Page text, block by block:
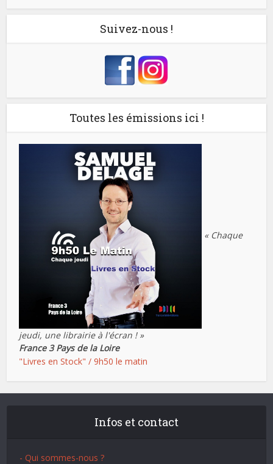
Suivez-nous !
Toutes les émissions ici !
« Chaque
jeudi, une librairie à l'écran ! »
France 3 Pays de la Loire
"Livres en Stock" / 9h50 le matin
Infos et contact
- Qui sommes-nous ?